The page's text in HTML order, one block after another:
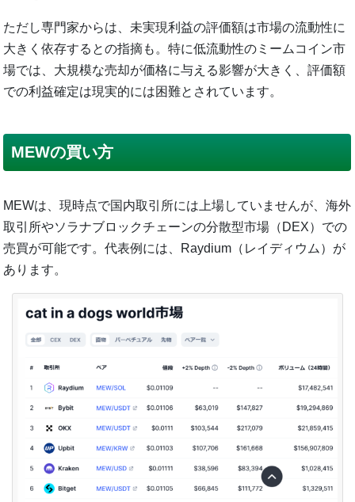
ただし専門家からは、未実現利益の評価額は市場の流動性に
大きく依存するとの指摘も。特に低流動性のミームコイン市
場では、大規模な売却が価格に与える影響が大きく、評価額
での利益確定は現実的には困難とされています。
MEWの買い方
MEWは、現時点で国内取引所には上場していませんが、海外
取引所やソラナブロックチェーンの分散型市場（DEX）での
売買が可能です。代表例には、Raydium（レイディウム）が
あります。